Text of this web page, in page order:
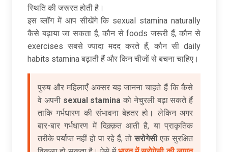
स्थिति की जरूरत होती है।
इस ब्लॉग में आप सीखेंगे कि sexual stamina naturally
कैसे बढ़ाया जा सकता है, कौन से foods जरूरी हैं, कौन से
exercises सबसे ज्यादा मदद करते हैं, कौन सी daily
habits stamina बढ़ाती हैं और किन चीजों से बचना चाहिए।
पुरुष और महिलाएँ अक्सर यह जानना चाहते हैं कि कैसे
वे अपनी sexual stamina को नेचुरली बढ़ा सकते हैं
ताकि गर्भधारण की संभावना बेहतर हो। लेकिन अगर
बार-बार गर्भधारण में दिक़्क़त आती है, या प्राकृतिक
तरीके पर्याप्त नहीं हो पा रहे हैं, तोसरोगेसीएक सुरक्षित